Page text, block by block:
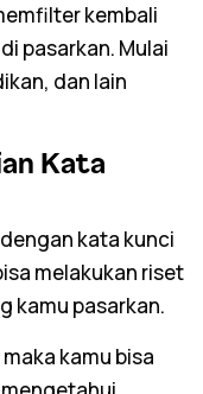
kembali
pasarkan. Mulai
dan lain
Kata
kata kunci
melakukan riset
kamu pasarkan.
kamu bisa